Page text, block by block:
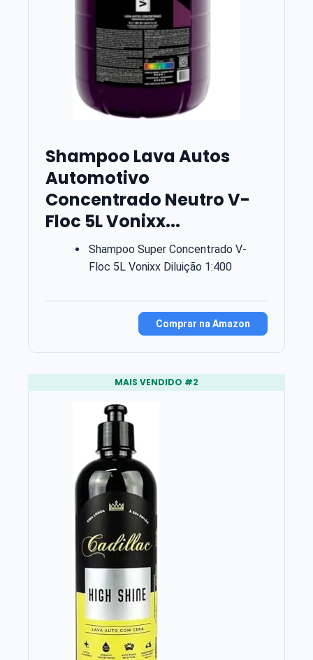
Shampoo Lava Autos
Automotivo
Concentrado Neutro V-
Floc 5L Vonixx...
Shampoo Super Concentrado V-
Floc 5L Vonixx Diluição 1:400
Comprar na Amazon
MAIS VENDIDO #2